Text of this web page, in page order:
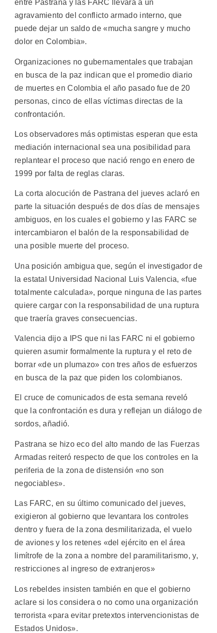
entre Pastrana y las FARC llevará a un
agravamiento del conflicto armado interno, que
puede dejar un saldo de «mucha sangre y mucho
dolor en Colombia».
Organizaciones no gubernamentales que trabajan
en busca de la paz indican que el promedio diario
de muertes en Colombia el año pasado fue de 20
personas, cinco de ellas víctimas directas de la
confrontación.
Los observadores más optimistas esperan que esta
mediación internacional sea una posibilidad para
replantear el proceso que nació rengo en enero de
1999 por falta de reglas claras.
La corta alocución de Pastrana del jueves aclaró en
parte la situación después de dos días de mensajes
ambiguos, en los cuales el gobierno y las FARC se
intercambiaron el balón de la responsabilidad de
una posible muerte del proceso.
Una posición ambigua que, según el investigador de
la estatal Universidad Nacional Luis Valencia, «fue
totalmente calculada», porque ninguna de las partes
quiere cargar con la responsabilidad de una ruptura
que traería graves consecuencias.
Valencia dijo a IPS que ni las FARC ni el gobierno
quieren asumir formalmente la ruptura y el reto de
borrar «de un plumazo» con tres años de esfuerzos
en busca de la paz que piden los colombianos.
El cruce de comunicados de esta semana reveló
que la confrontación es dura y reflejan un diálogo de
sordos, añadió.
Pastrana se hizo eco del alto mando de las Fuerzas
Armadas reiteró respecto de que los controles en la
periferia de la zona de distensión «no son
negociables».
Las FARC, en su último comunicado del jueves,
exigieron al gobierno que levantara los controles
dentro y fuera de la zona desmilitarizada, el vuelo
de aviones y los retenes «del ejército en el área
limítrofe de la zona a nombre del paramilitarismo, y,
restricciones al ingreso de extranjeros»
Los rebeldes insisten también en que el gobierno
aclare si los considera o no como una organización
terrorista «para evitar pretextos intervencionistas de
Estados Unidos».